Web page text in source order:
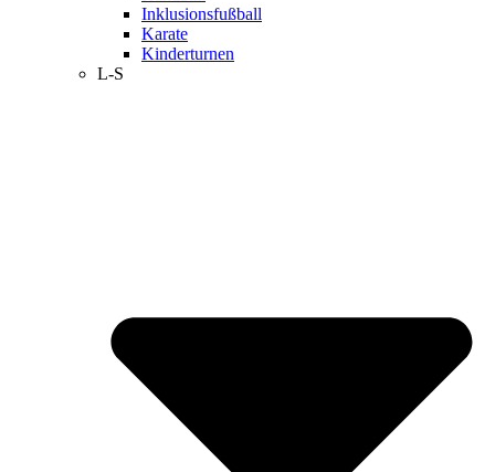
Inklusionsfußball
Karate
Kinderturnen
L-S